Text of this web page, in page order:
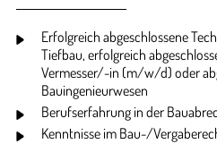
Erfolgreich abgeschlossene
Tiefbau, erfolgreich
Vermesser/-in (m/w/d) oder
Bauingenieurwesen
Berufserfahrung in der
Kenntnisse im Bau-/